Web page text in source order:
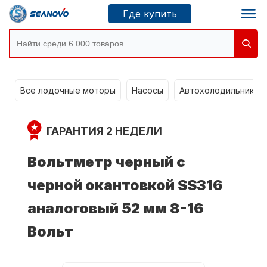
Где купить
Новосибирск
Где купить
Сервисные центры
Моторы SEANOVO
Все лодочные моторы Насосы Автохолодильники
ГАРАНТИЯ 2 НЕДЕЛИ
Вольтметр черный с
черной окантовкой SS316
аналоговый 52 мм 8-16
Вольт